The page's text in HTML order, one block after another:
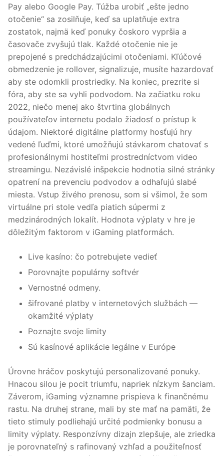
Pay alebo Google Pay. Túžba urobiť „ešte jedno
otočenie“ sa zosilňuje, keď sa uplatňuje extra
zostatok, najmä keď ponuky čoskoro vypršia a
časovače zvyšujú tlak. Každé otočenie nie je
prepojené s predchádzajúcimi otočeniami. Kľúčové
obmedzenie je rollover, signalizuje, musíte hazardovať
aby ste odomkli prostriedky. Na koniec, prezrite si
fóra, aby ste sa vyhli podvodom. Na začiatku roku
2022, niečo menej ako štvrtina globálnych
používateľov internetu podalo žiadosť o prístup k
údajom. Niektoré digitálne platformy hosťujú hry
vedené ľuďmi, ktoré umožňujú stávkarom chatovať s
profesionálnymi hostiteľmi prostredníctvom video
streamingu. Nezávislé inšpekcie hodnotia silné stránky
opatrení na prevenciu podvodov a odhaľujú slabé
miesta. Vstup živého prenosu, som si všimol, že som
virtuálne pri stole vedľa piatich súpermi z
medzinárodných lokalít. Hodnota výplaty v hre je
dôležitým faktorom v iGaming platformách.
Live kasíno: čo potrebujete vedieť
Porovnajte populárny softvér
Vernostné odmeny.
šifrované platby v internetových službách —
okamžité výplaty
Poznajte svoje limity
Sú kasínové aplikácie legálne v Európe
Úrovne hráčov poskytujú personalizované ponuky.
Hnacou silou je pocit triumfu, napriek nízkym šanciam.
Záverom, iGaming významne prispieva k finančnému
rastu. Na druhej strane, mali by ste mať na pamäti, že
tieto stimuly podliehajú určité podmienky bonusu a
limity výplaty. Responzívny dizajn zlepšuje, ale zriedka
je porovnateľný s rafinovaný vzhľad a použiteľnosť